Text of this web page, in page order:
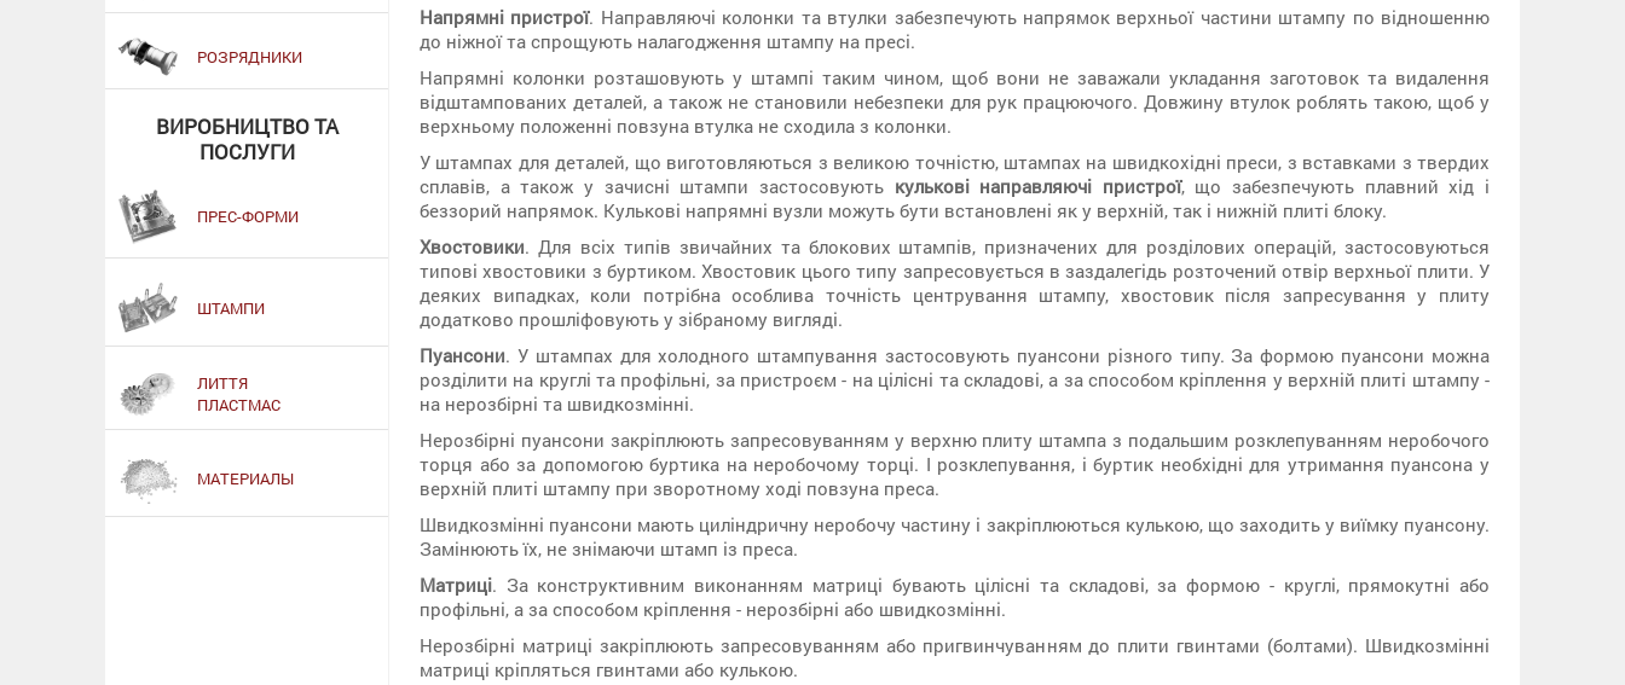
РОЗРЯДНИКИ
ВИРОБНИЦТВО ТА
ПОСЛУГИ
ПРЕС-ФОРМИ
ШТАМПИ
ЛИТТЯ
ПЛАСТМАС
МАТЕРИАЛЫ
Напрямні пристрої. Направляючі колонки та втулки забезпечують напрямок верхньої частини штампу по відношенню
до ніжної та спрощують налагодження штампу на пресі.
Напрямні колонки розташовують у штампі таким чином, щоб вони не заважали укладання заготовок та видалення
відштампованих деталей, а також не становили небезпеки для рук працюючого. Довжину втулок роблять такою, щоб у
верхньому положенні повзуна втулка не сходила з колонки.
У штампах для деталей, що виготовляються з великою точністю, штампах на швидкохідні преси, з вставками з твердих
сплавів, а також у зачисні штампи застосовують кулькові направляючі пристрої, що забезпечують плавний хід і
беззорий напрямок. Кулькові напрямні вузли можуть бути встановлені як у верхній, так і нижній плиті блоку.
Хвостовики. Для всіх типів звичайних та блокових штампів, призначених для розділових операцій, застосовуються
типові хвостовики з буртиком. Хвостовик цього типу запресовується в заздалегідь розточений отвір верхньої плити. У
деяких випадках, коли потрібна особлива точність центрування штампу, хвостовик після запресування у плиту
додатково прошліфовують у зібраному вигляді.
Пуансони. У штампах для холодного штампування застосовують пуансони різного типу. За формою пуансони можна
розділити на круглі та профільні, за пристроєм - на цілісні та складові, а за способом кріплення у верхній плиті штампу -
на нерозбірні та швидкозмінні.
Нерозбірні пуансони закріплюють запресовуванням у верхню плиту штампа з подальшим розклепуванням неробочого
торця або за допомогою буртика на неробочому торці. І розклепування, і буртик необхідні для утримання пуансона у
верхній плиті штампу при зворотному ході повзуна преса.
Швидкозмінні пуансони мають циліндричну неробочу частину і закріплюються кулькою, що заходить у виїмку пуансону.
Замінюють їх, не знімаючи штамп із преса.
Матриці. За конструктивним виконанням матриці бувають цілісні та складові, за формою - круглі, прямокутні або
профільні, а за способом кріплення - нерозбірні або швидкозмінні.
Нерозбірні матриці закріплюють запресовуванням або пригвинчуванням до плити гвинтами (болтами). Швидкозмінні
матриці кріпляться гвинтами або кулькою.